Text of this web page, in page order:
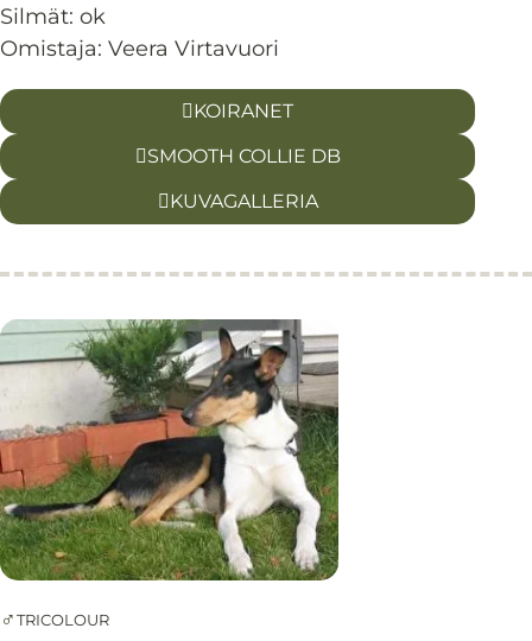
Silmät: ok
Omistaja: Veera Virtavuori
KOIRANET
SMOOTH COLLIE DB
KUVAGALLERIA
♂TRICOLOUR